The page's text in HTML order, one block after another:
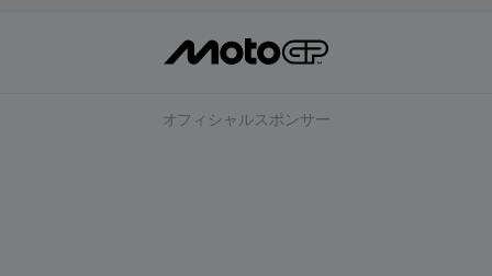
オフィシャルスポンサー